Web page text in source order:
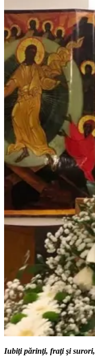
Iubiţi părinţi, fraţi şi surori,